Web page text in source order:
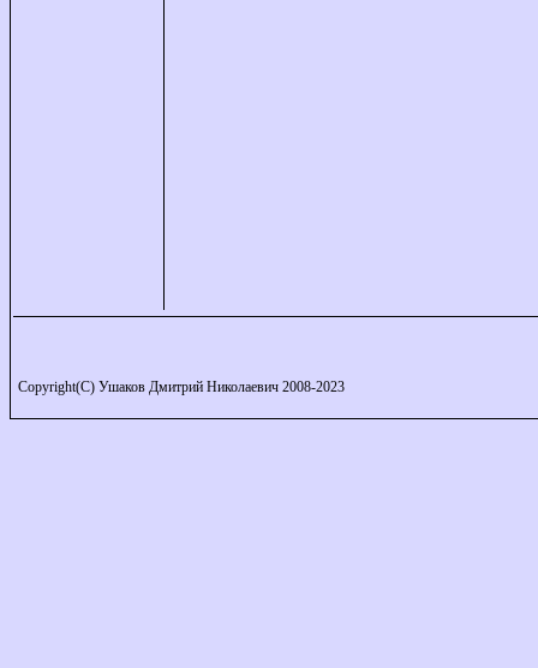
Copyright(C) Ушаков Дмитрий Николаевич 2008-2023